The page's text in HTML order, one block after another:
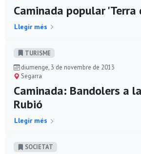
Caminada popular 'Terra
Llegir més
TURISME
diumenge, 3 de novembre de 2013
Segarra
Caminada: Bandolers a
Rubió
Llegir més
SOCIETAT